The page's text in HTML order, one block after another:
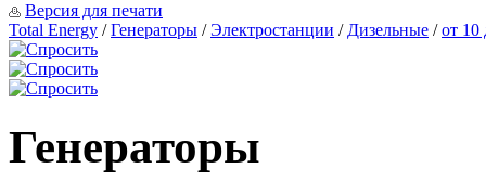
Версия для печати
Total Energy /Генераторы /Электростанции / Дизельные /от 10
Генераторы